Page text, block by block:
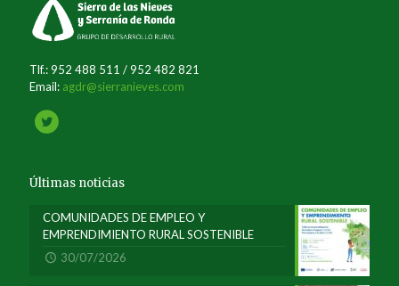
Tlf.: 952 488 511 / 952 482 821
Email: agdr@sierranieves.com
Últimas noticias
COMUNIDADES DE EMPLEO Y
EMPRENDIMIENTO RURAL SOSTENIBLE
30/07/2026